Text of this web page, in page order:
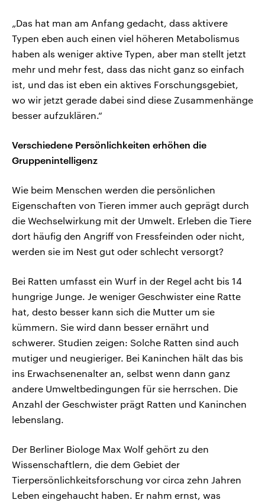
„Das hat man am Anfang gedacht, dass aktivere
Typen eben auch einen viel höheren Metabolismus
haben als weniger aktive Typen, aber man stellt jetzt
mehr und mehr fest, dass das nicht ganz so einfach
ist, und das ist eben ein aktives Forschungsgebiet,
wo wir jetzt gerade dabei sind diese Zusammenhänge
besser aufzuklären.“
Verschiedene Persönlichkeiten erhöhen die
Gruppenintelligenz
Wie beim Menschen werden die persönlichen
Eigenschaften von Tieren immer auch geprägt durch
die Wechselwirkung mit der Umwelt. Erleben die Tiere
dort häufig den Angriff von Fressfeinden oder nicht,
werden sie im Nest gut oder schlecht versorgt?
Bei Ratten umfasst ein Wurf in der Regel acht bis 14
hungrige Junge. Je weniger Geschwister eine Ratte
hat, desto besser kann sich die Mutter um sie
kümmern. Sie wird dann besser ernährt und
schwerer. Studien zeigen: Solche Ratten sind auch
mutiger und neugieriger. Bei Kaninchen hält das bis
ins Erwachsenenalter an, selbst wenn dann ganz
andere Umweltbedingungen für sie herrschen. Die
Anzahl der Geschwister prägt Ratten und Kaninchen
lebenslang.
Der Berliner Biologe Max Wolf gehört zu den
Wissenschaftlern, die dem Gebiet der
Tierpersönlichkeitsforschung vor circa zehn Jahren
Leben eingehaucht haben. Er nahm ernst, was